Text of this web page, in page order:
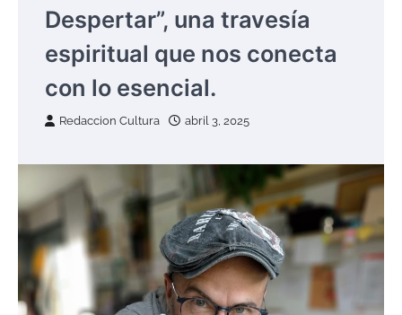
Despertar”, una travesía
espiritual que nos conecta
con lo esencial.
Redaccion Cultura abril 3, 2025